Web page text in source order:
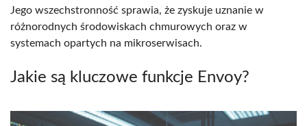
Jego wszechstronność sprawia, że zyskuje uznanie w
różnorodnych środowiskach chmurowych oraz w
systemach opartych na mikroserwisach.
Jakie są kluczowe funkcje Envoy?